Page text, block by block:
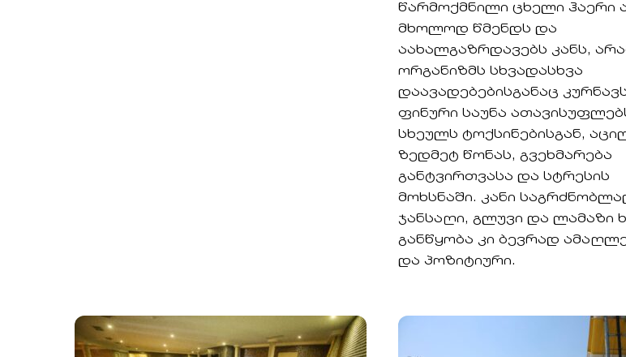
წარმოქმნილი ცხელი ჰაერი
მხოლოდ წმენდს და
აახალგაზრდავებს კანს,
ორგანიზმს სხვადასხვა
დაავადებებისგანაც
ფინური საუნა
სხეულს ტოქსინებისგან,
ზედმეტ წონას, გვეხმარება
განტვირთვასა და სტრესის
მოხსნაში. კანი
ჯანსაღი, გლუვი და ლამაზი
განწყობა კი ბევრად
და პოზიტიური.